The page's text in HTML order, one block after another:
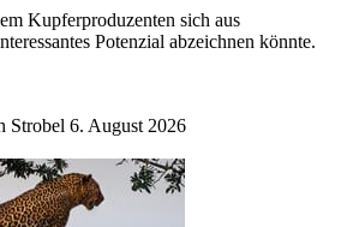
Kupferproduzenten sich aus
Potenzial abzeichnen könnte.
Strobel 6. August 2026